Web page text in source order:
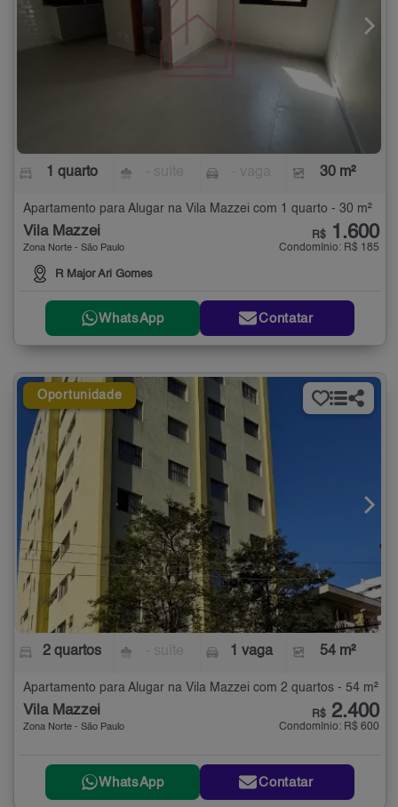
1 quarto 30 m²
Apartamento para Alugar na Vila Mazzei com 1 quarto - 30 m²
Vila Mazzei
Zona Norte - São Paulo
R Major Ari Gomes
R$ 1.600
Condomínio: R$ 185
WhatsApp Contatar
Oportunidade
2 quartos 1 vaga 54 m²
Apartamento para Alugar na Vila Mazzei com 2 quartos - 54 m²
Vila Mazzei
Zona Norte - São Paulo
R$ 2.400
Condomínio: R$ 600
WhatsApp Contatar